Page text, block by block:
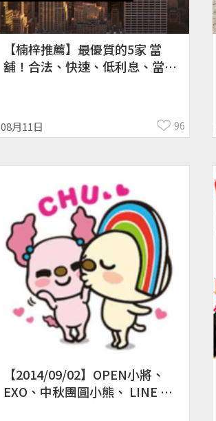
【楠梓推薦】最優質的5家 當
舖！合法、快速、低利息、當
08月11日 96
【2014/09/02】OPEN小將、
EXO、中秋團圓小熊、 LINE 卡